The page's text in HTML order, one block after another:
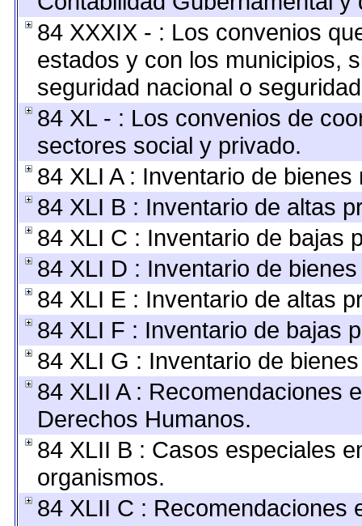
84 XXXIX - : Los convenios
estados y con los municipios,
seguridad nacional o
84 XL - : Los convenios de
sectores social y privado.
84 XLI A : Inventario de bienes
84 XLI B : Inventario de altas
84 XLI C : Inventario de bajas
84 XLI D : Inventario de
84 XLI E : Inventario de altas
84 XLI F : Inventario de bajas
84 XLI G : Inventario de
84 XLII A : Recomendaciones
Derechos Humanos.
84 XLII B : Casos especiales
organismos.
84 XLII C : Recomendaciones